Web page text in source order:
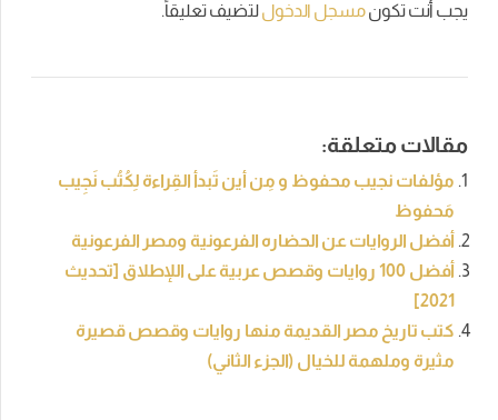
يجب أنت تكونمسجل الدخوللتضيف تعليقاً.
مقالات متعلقة:
مؤلفات نجيب محفوظ و مِن أين تَبدأ القِراءة لِكُتُب نَجِيب
مَحفوظ
أفضل الروايات عن الحضاره الفرعونية ومصر الفرعونية
أفضل 100 روايات وقصص عربية على اللإطلاق [تحديث
2021]
كتب تاريخ مصر القديمة منها روايات وقصص قصيرة
مثيرة وملهمة للخيال (الجزء الثاني)